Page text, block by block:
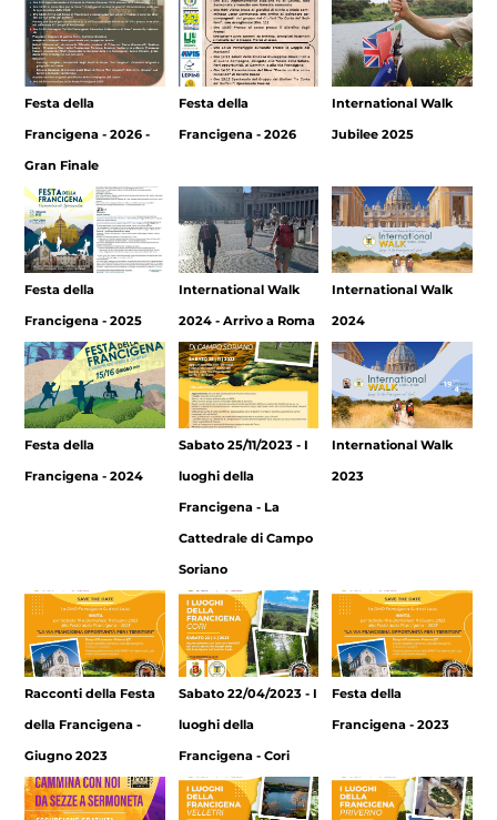
Festa della
Francigena - 2026 -
Gran Finale
Festa della
Francigena - 2026
International Walk
Jubilee 2025
Festa della
Francigena - 2025
International Walk
2024 - Arrivo a Roma
International Walk
2024
Festa della
Francigena - 2024
Sabato 25/11/2023 - I
luoghi della
Francigena - La
Cattedrale di Campo
Soriano
International Walk
2023
Racconti della Festa
della Francigena -
Giugno 2023
Sabato 22/04/2023 - I
luoghi della
Francigena - Cori
Festa della
Francigena - 2023